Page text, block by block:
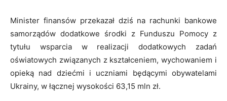
Minister finansów przekazał dziś na rachunki bankowe
samorządów dodatkowe środki z Funduszu Pomocy z
tytułu wsparcia w realizacji dodatkowych zadań
oświatowych związanych z kształceniem, wychowaniem i
opieką nad dziećmi i uczniami będącymi obywatelami
Ukrainy, w łącznej wysokości 63,15 mln zł.